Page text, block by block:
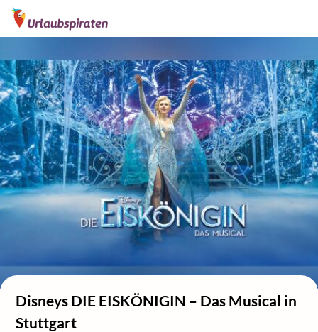
Disneys DIE EISKÖNIGIN – Das Musical in
Stuttgart